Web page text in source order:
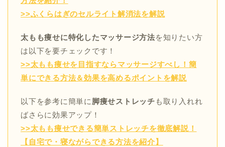
>>ふくらはぎのセルライト解消法を解説
太もも痩せに特化したマッサージ方法を知りたい方
は以下を要チェックです！
>>太もも痩せを目指すならマッサージすべし！簡
単にできる方法＆効果を高めるポイントを解説
以下を参考に簡単に 脚痩せストレッチ も取り入れれ
ばさらに効果アップ！
>>太もも痩せできる簡単ストレッチを徹底解説！
【自宅で・寝ながらできる方法を紹介】